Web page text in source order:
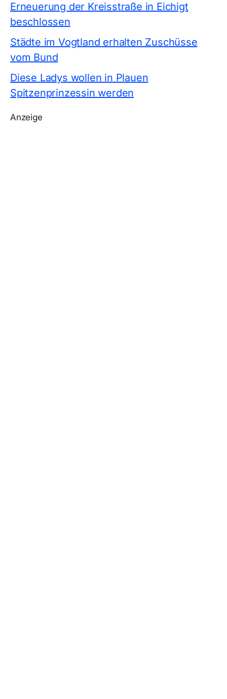
Erneuerung der Kreisstraße in Eichigt
beschlossen
Städte im Vogtland erhalten Zuschüsse
vom Bund
Diese Ladys wollen in Plauen
Spitzenprinzessin werden
Anzeige